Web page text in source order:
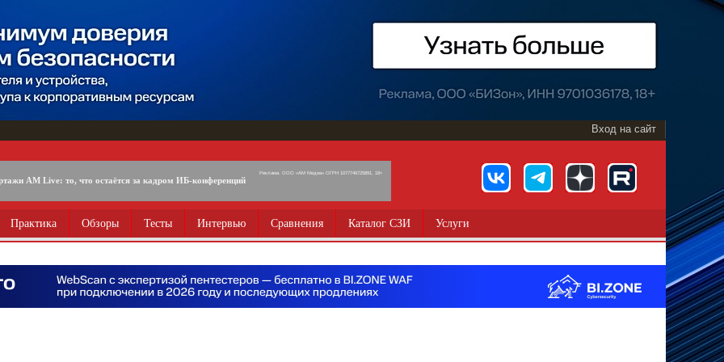
Вход на сайт
AM Live: то, что остаётся за кадром ИБ-конференций
Реклама. ООО «АМ Медиа» ОГРН 1077746725891, 18+
Практика Обзоры Тесты Интервью Сравнения Каталог СЗИ Услуги